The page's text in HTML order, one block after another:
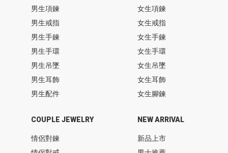
男生項鍊
男生戒指
男生手鍊
男生手環
男生吊墜
男生耳飾
男生配件
女生項鍊
女生戒指
女生手鍊
女生手環
女生吊墜
女生耳飾
女生腳鍊
COUPLE JEWELRY
情侶對鍊
NEW ARRIVAL
新品上市